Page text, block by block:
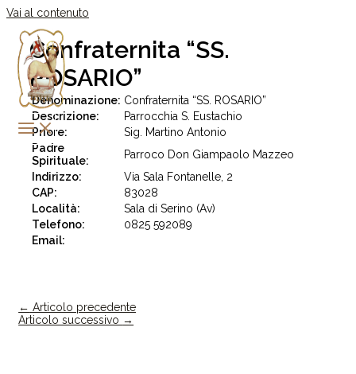
Vai al contenuto
Confraternita “SS.
ROSARIO”
Denominazione: Confraternita “SS. ROSARIO”
Descrizione:
Parrocchia S. Eustachio
Priore:
Sig. Martino Antonio
Padre
Spirituale:
Parroco Don Giampaolo Mazzeo
Indirizzo:
Via Sala Fontanelle, 2
CAP:
83028
Località:
Sala di Serino (Av)
Telefono:
0825 592089
Email:
← Articolo precedente
Articolo successivo →